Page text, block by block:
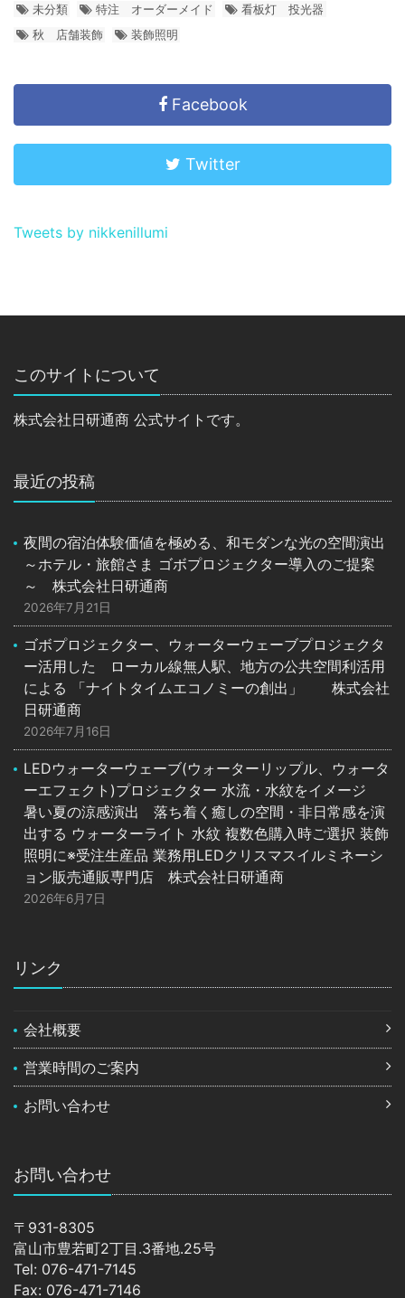
未分類
特注 オーダーメイド
看板灯 投光器
秋 店舗装飾
装飾照明
Facebook
Twitter
Tweets by nikkenillumi
このサイトについて
株式会社日研通商 公式サイトです。
最近の投稿
夜間の宿泊体験価値を極める、和モダンな光の空間演出
～ホテル・旅館さま ゴボプロジェクター導入のご提案
～ 株式会社日研通商
2026年7月21日
ゴボプロジェクター、ウォーターウェーブプロジェクタ
ー活用した ローカル線無人駅、地方の公共空間利活用
による 「ナイトタイムエコノミーの創出」 株式会社
日研通商
2026年7月16日
LEDウォーターウェーブ(ウォーターリップル、ウォータ
ーエフェクト)プロジェクター 水流・水紋をイメージ
暑い夏の涼感演出 落ち着く癒しの空間・非日常感を演
出する ウォーターライト 水紋 複数色購入時ご選択 装飾
照明に※受注生産品 業務用LEDクリスマスイルミネーシ
ョン販売通販専門店 株式会社日研通商
2026年6月7日
リンク
会社概要
営業時間のご案内
お問い合わせ
お問い合わせ
〒931-8305
富山市豊若町2丁目.3番地.25号
Tel: 076-471-7145
Fax: 076-471-7146